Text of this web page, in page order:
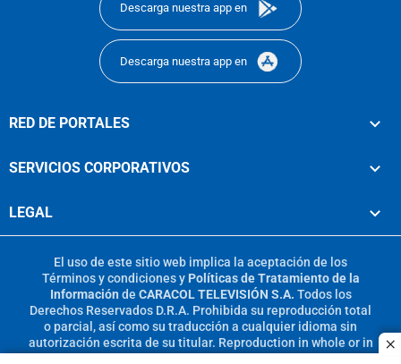
Descarga nuestra app en
Descarga nuestra app en
RED DE PORTALES
SERVICIOS CORPORATIVOS
LEGAL
El uso de este sitio web implica la aceptación de los
Términos y condicionesy Políticas de Tratamiento de la
Información de CARACOL TELEVISIÓN S.A. Todos los
Derechos Reservados D.R.A. Prohibida su reproducción total
o parcial, así como su traducción a cualquier idioma sin
autorización escrita de su titular. Reproduction in whole or in